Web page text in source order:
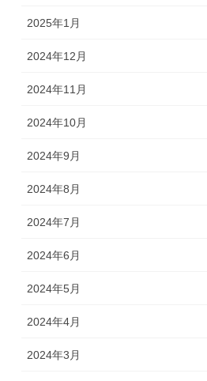
2025年1月
2024年12月
2024年11月
2024年10月
2024年9月
2024年8月
2024年7月
2024年6月
2024年5月
2024年4月
2024年3月